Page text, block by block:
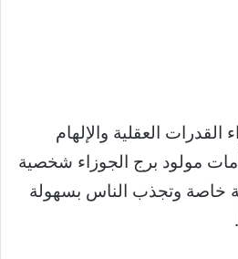
العقلية والإلهام
مولود برج الجوزاء شخصية
خاصة وتجذب الناس بسهولة